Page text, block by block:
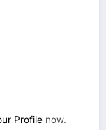
Profile now.